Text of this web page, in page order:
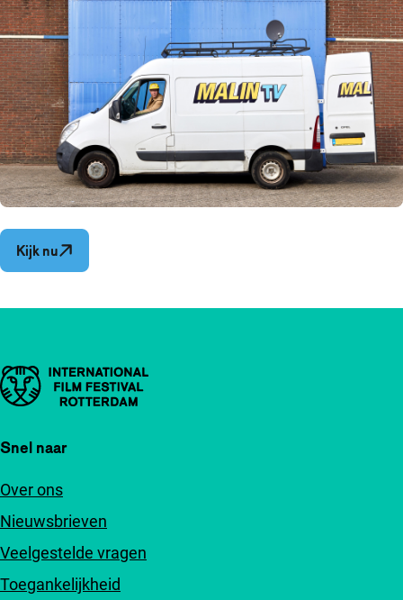
Kijk nu Opent in een nieuw venster
Belangrijke links
Snel naar
Over ons
Nieuwsbrieven
Veelgestelde vragen
Toegankelijkheid